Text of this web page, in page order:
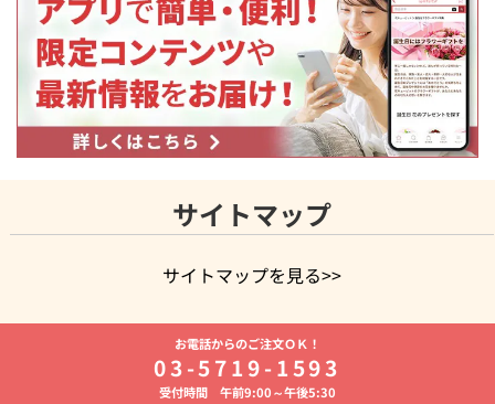
サイトマップ
サイトマップを見る>>
よく贈られる花
お祝いの花特集
誕生日フラワーギフト特集
8月の誕生花(トルコキキョウ)
開店・開業祝い
お供え・お悔やみ お供え・お悔やみの花
通夜・葬儀に贈る花 胡蝶蘭・花鉢
お電話からのご注文ＯＫ！
03-5719-1593
受付時間 午前9:00～午後5:30